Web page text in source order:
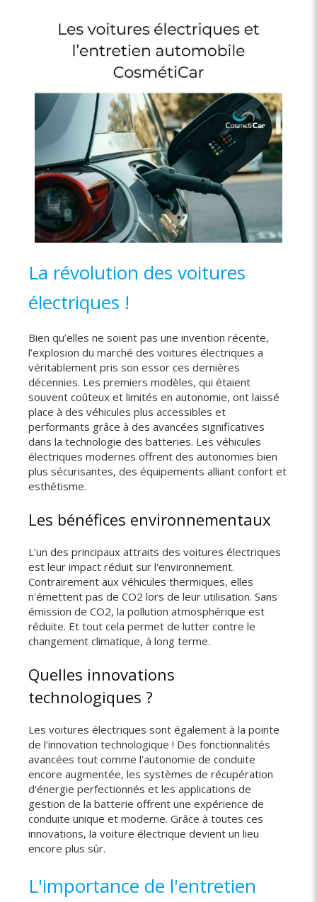
La révolution des voitures
électriques !
Bien qu’elles ne soient pas une invention récente,
l’explosion du marché des voitures électriques a
véritablement pris son essor ces dernières
décennies. Les premiers modèles, qui étaient
souvent coûteux et limités en autonomie, ont laissé
place à des véhicules plus accessibles et
performants grâce à des avancées significatives
dans la technologie des batteries. Les véhicules
électriques modernes offrent des autonomies bien
plus sécurisantes, des équipements alliant confort et
esthétisme.
Les bénéfices environnementaux
L'un des principaux attraits des voitures électriques
est leur impact réduit sur l'environnement.
Contrairement aux véhicules thermiques, elles
n'émettent pas de CO2 lors de leur utilisation. Sans
émission de CO2, la pollution atmosphérique est
réduite. Et tout cela permet de lutter contre le
changement climatique, à long terme.
Quelles innovations
technologiques ?
Les voitures électriques sont également à la pointe
de l'innovation technologique ! Des fonctionnalités
avancées tout comme l'autonomie de conduite
encore augmentée, les systèmes de récupération
d'énergie perfectionnés et les applications de
gestion de la batterie offrent une expérience de
conduite unique et moderne. Grâce à toutes ces
innovations, la voiture électrique devient un lieu
encore plus sûr.
L'importance de l'entretien